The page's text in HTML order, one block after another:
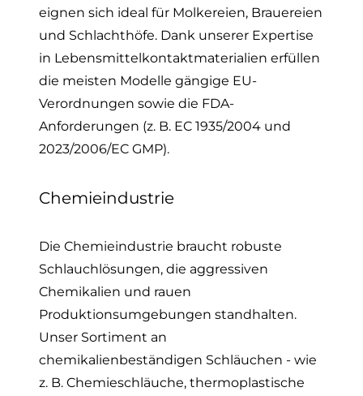
eignen sich ideal für Molkereien, Brauereien
und Schlachthöfe. Dank unserer Expertise
in Lebensmittelkontaktmaterialien erfüllen
die meisten Modelle gängige EU-
Verordnungen sowie die FDA-
Anforderungen (z. B. EC 1935/2004 und
2023/2006/EC GMP).
Chemieindustrie
Die Chemieindustrie braucht robuste
Schlauchlösungen, die aggressiven
Chemikalien und rauen
Produktionsumgebungen standhalten.
Unser Sortiment an
chemikalienbeständigen Schläuchen - wie
z. B. Chemieschläuche, thermoplastische